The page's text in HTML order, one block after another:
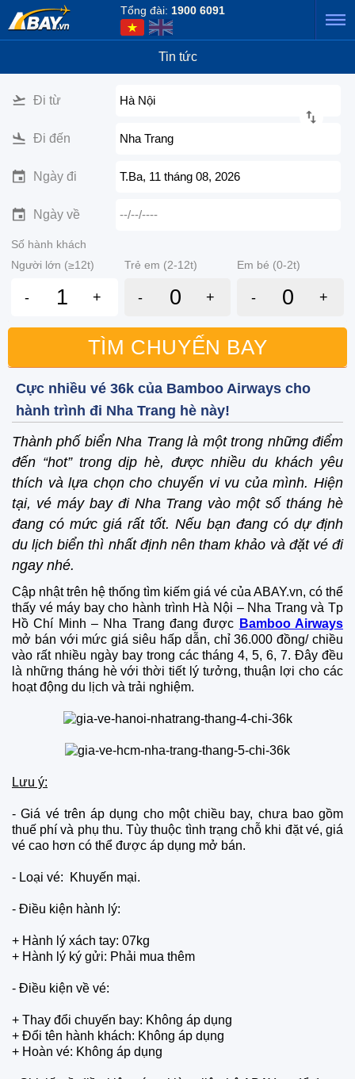
Tổng đài: 1900 6091
Tin tức
Đi từ Hà Nội
Đi đến Nha Trang
Ngày đi T.Ba, 11 tháng 08, 2026
Ngày về --/--/----
Số hành khách
Người lớn (≥12t)
Trẻ em (2-12t) Em bé (0-2t)
- + - + - +
TÌM CHUYẾN BAY
Cực nhiều vé 36k của Bamboo Airways cho
hành trình đi Nha Trang hè này!
Thành phố biển Nha Trang là một trong những điểm
đến “hot” trong dịp hè, được nhiều du khách yêu
thích và lựa chọn cho chuyến vi vu của mình. Hiện
tại, vé máy bay đi Nha Trang vào một số tháng hè
đang có mức giá rất tốt. Nếu bạn đang có dự định
du lịch biển thì nhất định nên tham khảo và đặt vé đi
ngay nhé.
Cập nhật trên hệ thống tìm kiếm giá vé của ABAY.vn, có thể
thấy vé máy bay cho hành trình Hà Nội – Nha Trang và Tp
Hồ Chí Minh – Nha Trang đang được Bamboo Airways
mở bán với mức giá siêu hấp dẫn, chỉ 36.000 đồng/ chiều
vào rất nhiều ngày bay trong các tháng 4, 5, 6, 7. Đây đều
là những tháng hè với thời tiết lý tưởng, thuận lợi cho các
hoạt động du lịch và trải nghiệm.
Lưu ý:
- Giá vé trên áp dụng cho một chiều bay, chưa bao gồm
thuế phí và phụ thu. Tùy thuộc tình trạng chỗ khi đặt vé, giá
vé cao hơn có thể được áp dụng mở bán.
- Loại vé: Khuyến mại.
- Điều kiện hành lý:
+ Hành lý xách tay: 07kg
+ Hành lý ký gửi: Phải mua thêm
- Điều kiện về vé:
+ Thay đổi chuyến bay: Không áp dụng
+ Đổi tên hành khách: Không áp dụng
+ Hoàn vé: Không áp dụng